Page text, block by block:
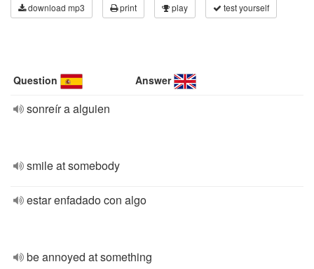
download mp3 print play test yourself
Question Answer
sonreír a alguien
smile at somebody
estar enfadado con algo
be annoyed at something